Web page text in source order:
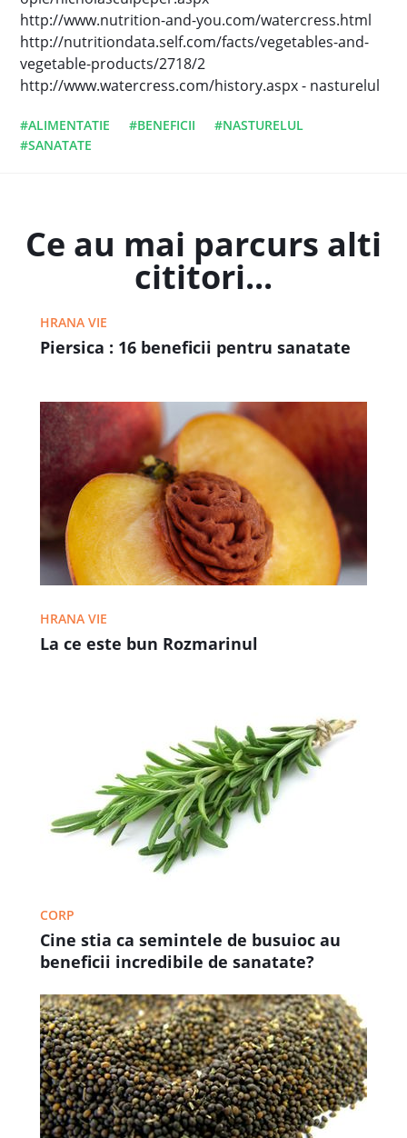
http://www.nutrition-and-you.com/watercress.html
http://nutritiondata.self.com/facts/vegetables-and-
vegetable-products/2718/2
http://www.watercress.com/history.aspx - nasturelul
#ALIMENTATIE #BENEFICII
#NASTURELUL
#SANATATE
Ce au mai parcurs alti
cititori...
HRANA VIE
Piersica : 16 beneficii pentru sanatate
HRANA VIE
La ce este bun Rozmarinul
CORP
Cine stia ca semintele de busuioc au
beneficii incredibile de sanatate?